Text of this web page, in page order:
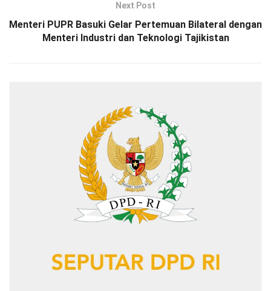
Next Post
Menteri PUPR Basuki Gelar Pertemuan Bilateral dengan
Menteri Industri dan Teknologi Tajikistan